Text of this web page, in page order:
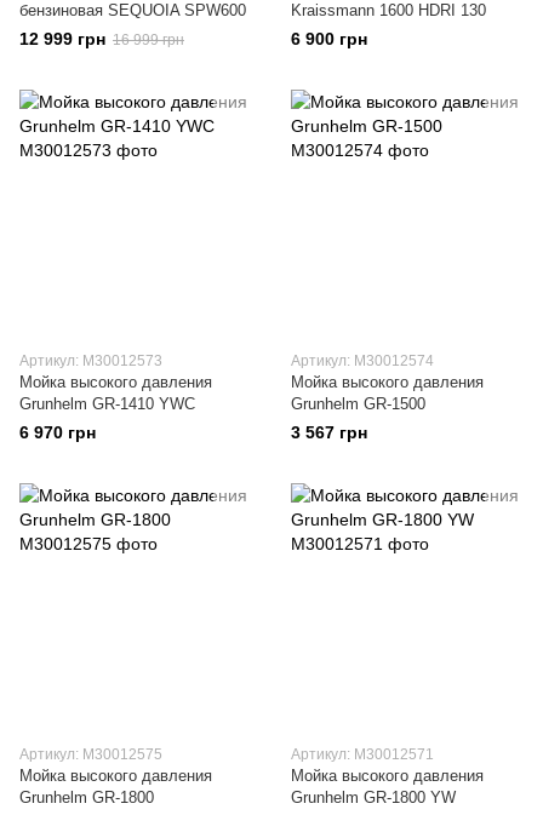
бензиновая SEQUOIA SPW600
12 999 грн 16 999 грн
Kraissmann 1600 HDRІ 130
6 900 грн
Артикул: M30012573
Мойка высокого давления
Grunhelm GR-1410 YWC
6 970 грн
Артикул: M30012574
Мойка высокого давления
Grunhelm GR-1500
3 567 грн
Артикул: M30012575
Мойка высокого давления
Grunhelm GR-1800
Артикул: M30012571
Мойка высокого давления
Grunhelm GR-1800 YW